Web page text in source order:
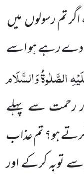
تم رسولوں میں
دے رہے ہو اسے
الصَّلٰوۃُوَالسَّلَام
رحمت سے پہلے
ہو؟ تم عذاب
توبہ کرکے اور